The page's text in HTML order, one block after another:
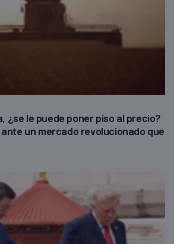
¿se le puede poner piso al precio?
un mercado revolucionado que